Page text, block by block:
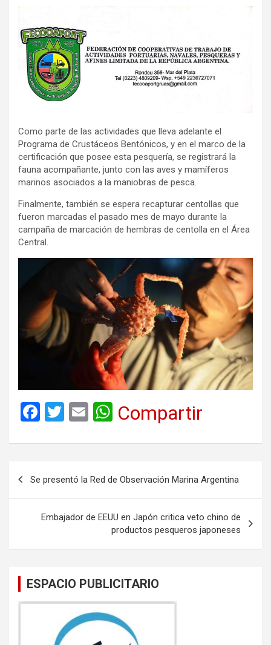
Como parte de las actividades que lleva adelante el
Programa de Crustáceos Bentónicos, y en el marco de la
certificación que posee esta pesquería, se registrará la
fauna acompañante, junto con las aves y mamíferos
marinos asociados a la maniobras de pesca.
Finalmente, también se espera recapturar centollas que
fueron marcadas el pasado mes de mayo durante la
campaña de marcación de hembras de centolla en el Área
Central.
F
ce
o
o
k
T
tt
er
E
ail
W
at
s
A
p
p
Compartir
entradas
Se presentó la Red de Observación Marina Argentina
Embajador de EEUU en Japón critica veto chino de
productos pesqueros japoneses
ESPACIO PUBLICITARIO